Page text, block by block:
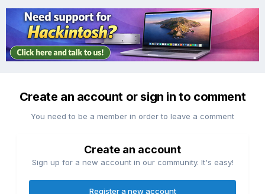
Create an account or sign in to comment
You need to be a member in order to leave a comment
Create an account
Sign up for a new account in our community. It's easy!
Register a new account